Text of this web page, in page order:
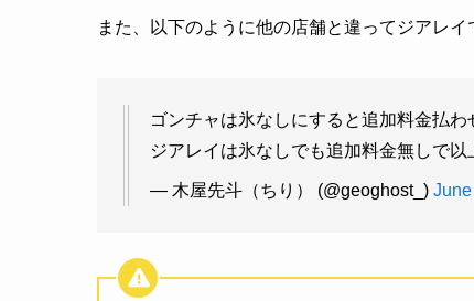
また、以下のように他の店舗と違ってジアレ
ゴンチャは氷なしにすると追加料金払
ジアレイは氷なしでも追加料金無しで
— 木屋先斗（ちり） (@geoghost_)